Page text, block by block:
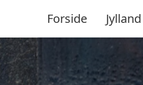
Forside Jylland